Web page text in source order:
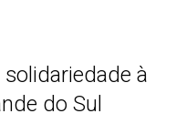
à
do Sul